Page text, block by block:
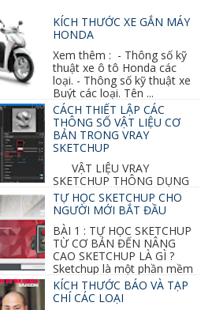
KÍCH THƯỚC XE GẮN MÁY
HONDA
Xem thêm : - Thông số kỹ
thuật xe ô tô Honda các
loại. - Thông số kỹ thuật xe
Buýt các loại. Tên ...
CÁCH THIẾT LẬP CÁC
THÔNG SỐ VẬT LIỆU CƠ
BẢN TRONG VRAY
SKETCHUP
VẬT LIỆU VRAY
SKETCHUP THÔNG DỤNG
VẬT LIỆU VRAY INOX BÓNG: ●
: đen ● Reflection color ...
TỰ HỌC SKETCHUP CHO
NGƯỜI MỚI BẮT ĐẦU
BÀI 1 : TỰ HỌC SKETCHUP
TỪ CƠ BẢN ĐẾN NÂNG
CAO SKETCHUP LÀ GÌ ?
Sketchup là một phần mềm
Google, nó khá dễ sữ...
KÍCH THƯỚC BÁO VÀ TẠP
CHÍ CÁC LOẠI